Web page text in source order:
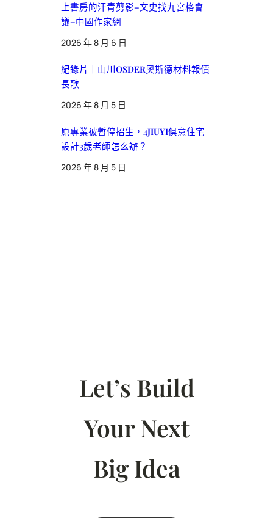
上書房的汗青剪影–文史找九宮格會
議–中國作家網
2026 年 8 月 6 日
紀錄片｜山川OSDER奧斯德材料報價
長歌
2026 年 8 月 5 日
原專業被暫停招生，4JIUYI俱意住宅
設計3歲老師怎么辦？
2026 年 8 月 5 日
Let’s Build
Your Next
Big Idea